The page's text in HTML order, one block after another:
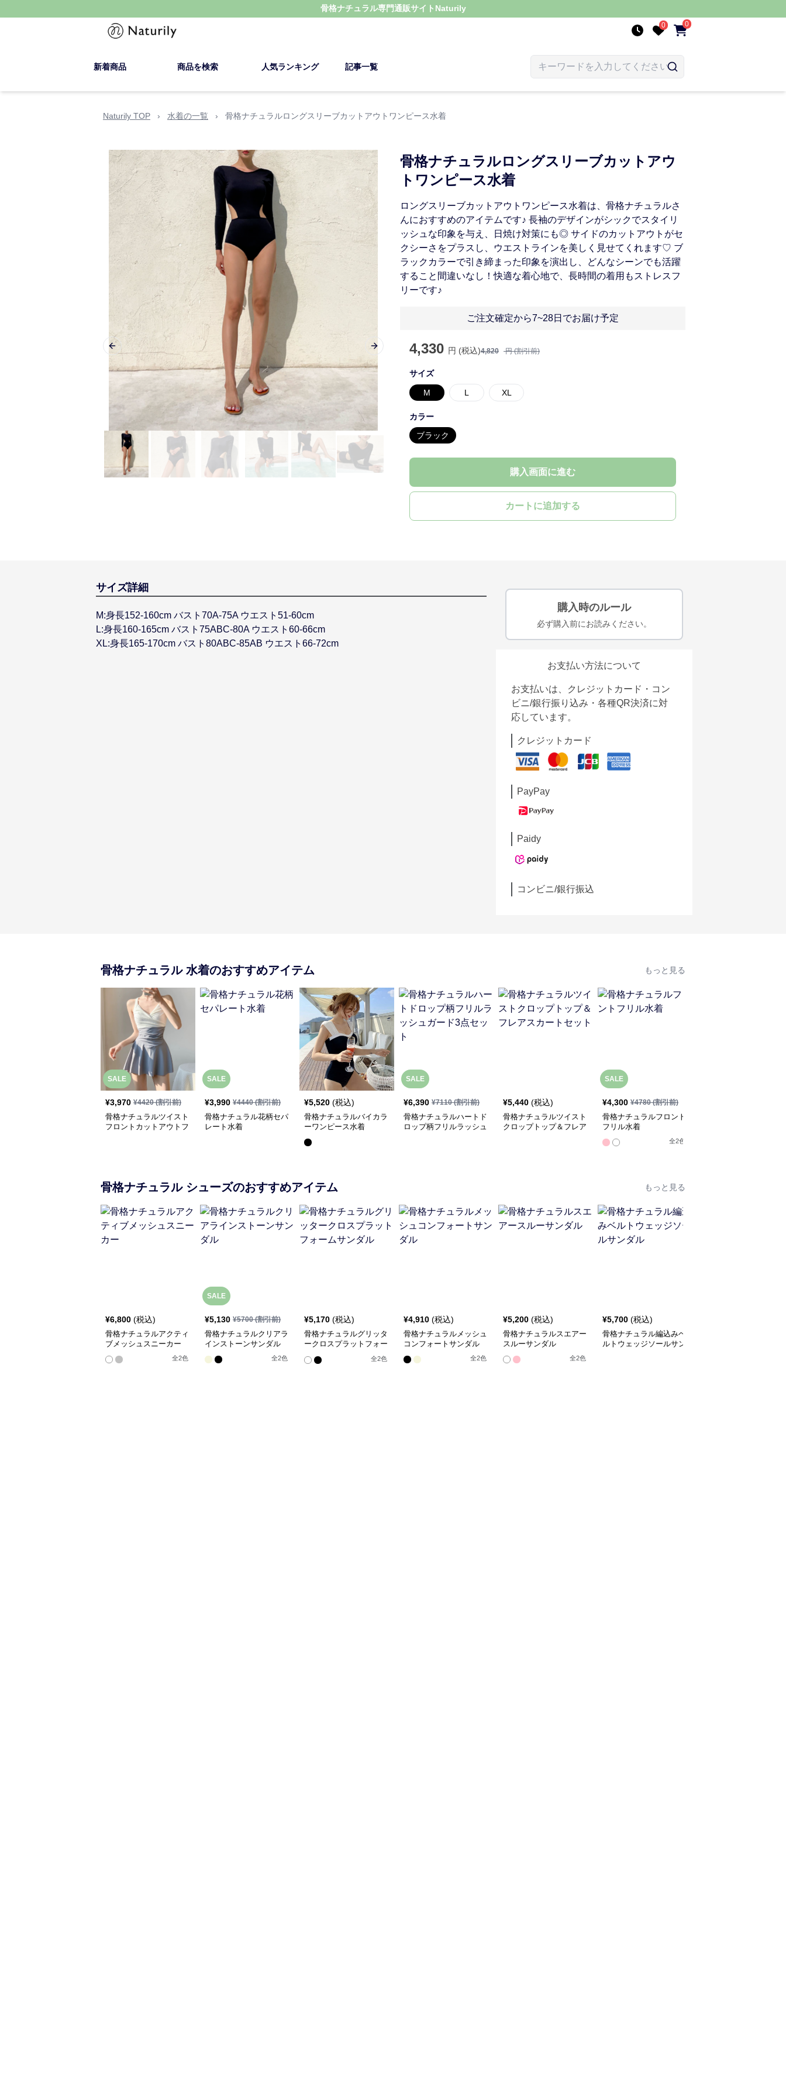
骨格ナチュラル専門通販サイト Naturily
0 0
新着商品 商品を検索 人気ランキング 記事一覧
Naturily TOP › 水着の一覧 › 骨格ナチュラルロングスリーブカットアウトワンピース水着
Previous slide Next slide
骨格ナチュラルロングスリーブカットアウ
トワンピース水着
ロングスリーブカットアウトワンピース水着は、骨格ナチュラルさ
んにおすすめのアイテムです♪ 長袖のデザインがシックでスタイリ
ッシュな印象を与え、日焼け対策にも◎ サイドのカットアウトがセ
クシーさをプラスし、ウエストラインを美しく見せてくれます♡ ブ
ラックカラーで引き締まった印象を演出し、どんなシーンでも活躍
すること間違いなし！快適な着心地で、長時間の着用もストレスフ
リーです♪
ご注文確定から7~28日でお届け予定
4,330 円 (税込)4,820 円 (割引前)
サイズ
M L XL
カラー
ブラック
購入画面に進む
カートに追加する
サイズ詳細
M:身長152-160cm バスト70A-75A ウエスト51-60cm
L:身長160-165cm バスト75ABC-80A ウエスト60-66cm
XL:身長165-170cm バスト80ABC-85AB ウエスト66-72cm
購入時のルール
必ず購入前にお読みください。
お支払い方法について
お支払いは、クレジットカード・コン
ビニ/銀行振り込み・各種QR決済に対
応しています。
クレジットカード
PayPay
Paidy
コンビニ/銀行振込
骨格ナチュラル 水着のおすすめアイテム もっと見る
SALE
¥3,970 ¥4420(割引前)
骨格ナチュラルツイスト
フロントカットアウトフ
SALE
¥3,990 ¥4440(割引前)
骨格ナチュラル花柄セパ
レート水着
¥5,520 (税込)
骨格ナチュラルバイカラ
ーワンピース水着
SALE
¥6,390 ¥7110(割引前)
骨格ナチュラルハートド
ロップ柄フリルラッシュ
¥5,440 (税込)
骨格ナチュラルツイスト
クロップトップ＆フレア
SALE
¥4,300 ¥4780(割引前)
骨格ナチュラルフロント
フリル水着
全2色
骨格ナチュラル シューズのおすすめアイテム もっと見る
¥6,800 (税込)
骨格ナチュラルアクティ
ブメッシュスニーカー
全2色
SALE
¥5,130 ¥5700(割引前)
骨格ナチュラルクリアラ
インストーンサンダル
全2色
¥5,170 (税込)
骨格ナチュラルグリッタ
ークロスプラットフォー
全2色
¥4,910 (税込)
骨格ナチュラルメッシュ
コンフォートサンダル
全2色
¥5,200 (税込)
骨格ナチュラルスエアー
スルーサンダル
全2色
¥5,700 (税込)
骨格ナチュラル編込みベ
ルトウェッジソールサン